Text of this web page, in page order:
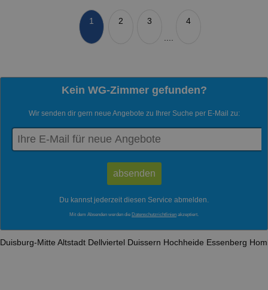
1 2
3
4
Kein WG-Zimmer gefunden?
Wir senden dir gern neue Angebote zu Ihrer Suche per E-Mail zu:
Du kannst jederzeit diesen Service abmelden.
Mit dem Absenden werden die Datenschutzrichtlinien akzeptiert.
Duisburg-Mitte Altstadt Dellviertel Duissern Hochheide Essenberg